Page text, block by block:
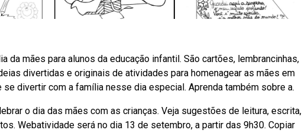
mães para alunos da educação infantil. São cartões, lembrancinhas,
divertidas e originais de atividades para homenagear as mães em
se divertir com a família nesse dia especial. Aprenda também sobre a.
o dia das mães com as crianças. Veja sugestões de leitura, escrita,
Webatividade será no dia 13 de setembro, a partir das 9h30. Copiar